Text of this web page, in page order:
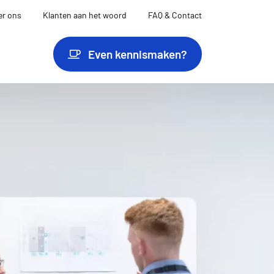
ons Klanten aan het woord FAQ & Contact
Even kennismaken?